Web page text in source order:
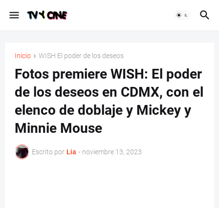
Inicio WISH El poder de los deseos
Fotos premiere WISH: El poder
de los deseos en CDMX, con el
elenco de doblaje y Mickey y
Minnie Mouse
Escrito por Lia - noviembre 13, 2023